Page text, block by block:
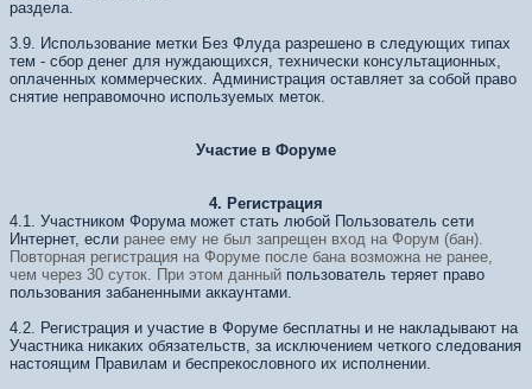
раздела.
3.9. Использование метки Без Флуда разрешено в следующих типах
тем - сбор денег для нуждающихся, технически консультационных,
оплаченных коммерческих. Администрация оставляет за собой право
снятие неправомочно используемых меток.
Участие в Форуме
4. Регистрация
4.1. Участником Форума может стать любой Пользователь сети
Интернет, если ранее ему не был запрещен вход на Форум (бан).
Повторная регистрация на Форуме после бана возможна не ранее,
чем через 30 суток. При этом данный пользователь теряет право
пользования забаненными аккаунтами.
4.2. Регистрация и участие в Форуме бесплатны и не накладывают на
Участника никаких обязательств, за исключением четкого следования
настоящим Правилам и беспрекословного их исполнении.